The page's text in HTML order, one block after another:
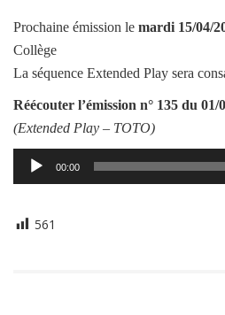
Prochaine émission le mardi 15/04/
Collège
La séquence Extended Play sera
Réécouter l’émission n° 135 du 01/
(Extended Play – TOTO)
Lecteur
audio
00:00
561